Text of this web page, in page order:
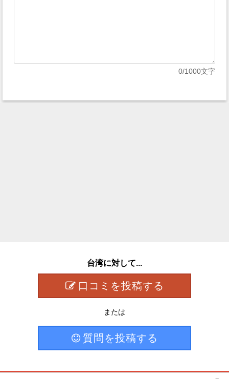
0/1000文字
台湾に対して...
口コミを投稿する
または
質問を投稿する